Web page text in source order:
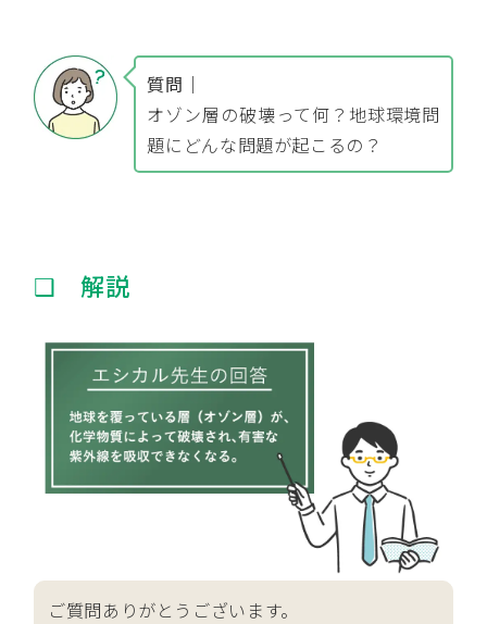
質問｜
オゾン層の破壊って何？地球環境問
題にどんな問題が起こるの？
❑ 解説
ご質問ありがとうございます。